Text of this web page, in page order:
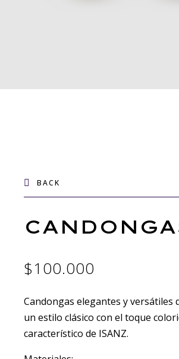
BACK
$100.000
Candongas elegantes y versátiles
un estilo clásico con el toque
característico de ISANZ.